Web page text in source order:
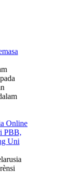
Online
PBB,
Uni